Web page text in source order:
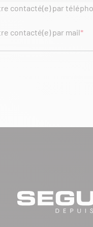
contacté(e) par
contacté(e) par mail